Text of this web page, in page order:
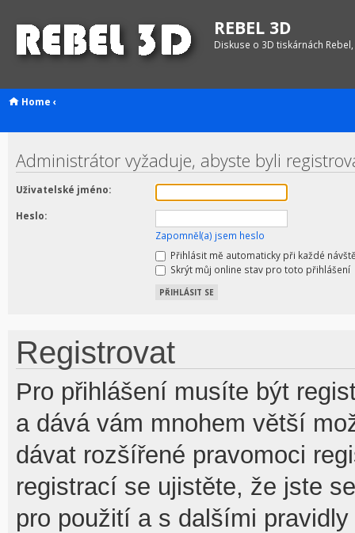
REBEL 3D
Diskuse o 3D tiskárnách
Home ‹
Administrátor vyžaduje, abyste byli
Uživatelské jméno:
Heslo:
Zapomněl(a) jsem heslo
Přihlásit mě automaticky při každé
Skrýt můj online stav pro toto přihlášení
Registrovat
Pro přihlášení musíte být
a dává vám mnohem větší
dávat rozšířené pravomoci
registrací se ujistěte, že jste
pro použití a s dalšími